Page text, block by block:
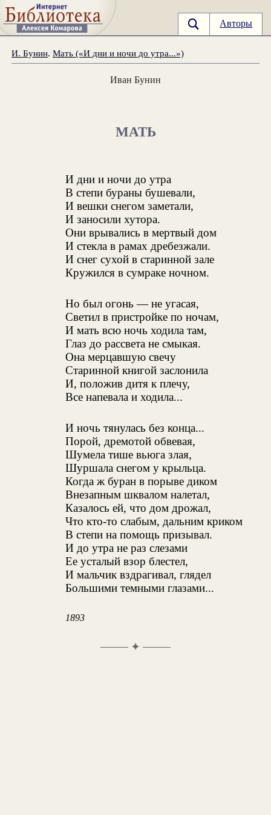
Авторы
И. Бунин.Мать («И дни и ночи до утра...»)
Иван Бунин
МАТЬ
И дни и ночи до утра
В степи бураны бушевали,
И вешки снегом заметали,
И заносили хутора.
Они врывались в мертвый дом
И стекла в рамах дребезжали.
И снег сухой в старинной зале
Кружился в сумраке ночном.
Но был огонь — не угасая,
Светил в пристройке по ночам,
И мать всю ночь ходила там,
Глаз до рассвета не смыкая.
Она мерцавшую свечу
Старинной книгой заслонила
И, положив дитя к плечу,
Все напевала и ходила...
И ночь тянулась без конца...
Порой, дремотой обвевая,
Шумела тише вьюга злая,
Шуршала снегом у крыльца.
Когда ж буран в порыве диком
Внезапным шквалом налетал,
Казалось ей, что дом дрожал,
Что кто-то слабым, дальним криком
В степи на помощь призывал.
И до утра не раз слезами
Ее усталый взор блестел,
И мальчик вздрагивал, глядел
Большими темными глазами...
1893
✦